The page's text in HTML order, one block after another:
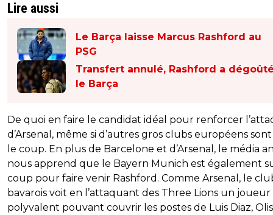
Lire aussi
Le Barça laisse Marcus Rashford au
PSG
Transfert annulé, Rashford a
le Barça
De quoi en faire le candidat idéal pour renforcer
d’Arsenal, même si d’autres gros clubs européens
le coup. En plus de Barcelone et d’Arsenal, le média
nous apprend que le Bayern Munich est également
coup pour faire venir Rashford. Comme Arsenal, le
bavarois voit en l’attaquant des Three Lions un joueur
polyvalent pouvant couvrir les postes de Luis Diaz,